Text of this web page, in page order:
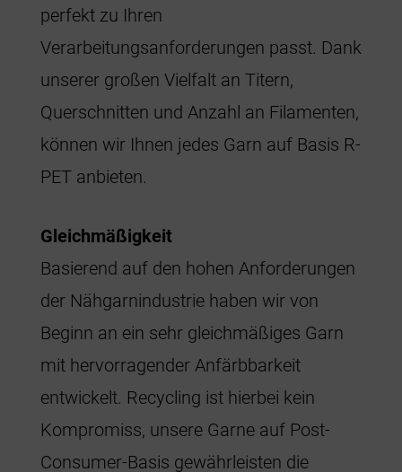
perfekt zu Ihren
Verarbeitungsanforderungen passt. Dank
unserer großen Vielfalt an Titern,
Querschnitten und Anzahl an Filamenten,
können wir Ihnen jedes Garn auf Basis R-
PET anbieten.
Gleichmäßigkeit
Basierend auf den hohen Anforderungen
der Nähgarnindustrie haben wir von
Beginn an ein sehr gleichmäßiges Garn
mit hervorragender Anfärbbarkeit
entwickelt. Recycling ist hierbei kein
Kompromiss, unsere Garne auf Post-
Consumer-Basis gewährleisten die